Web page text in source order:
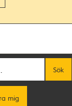
Sök
mig